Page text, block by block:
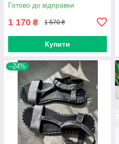
Готово до відправки
1 170 ₴ 1 570 ₴
Купити
–24%